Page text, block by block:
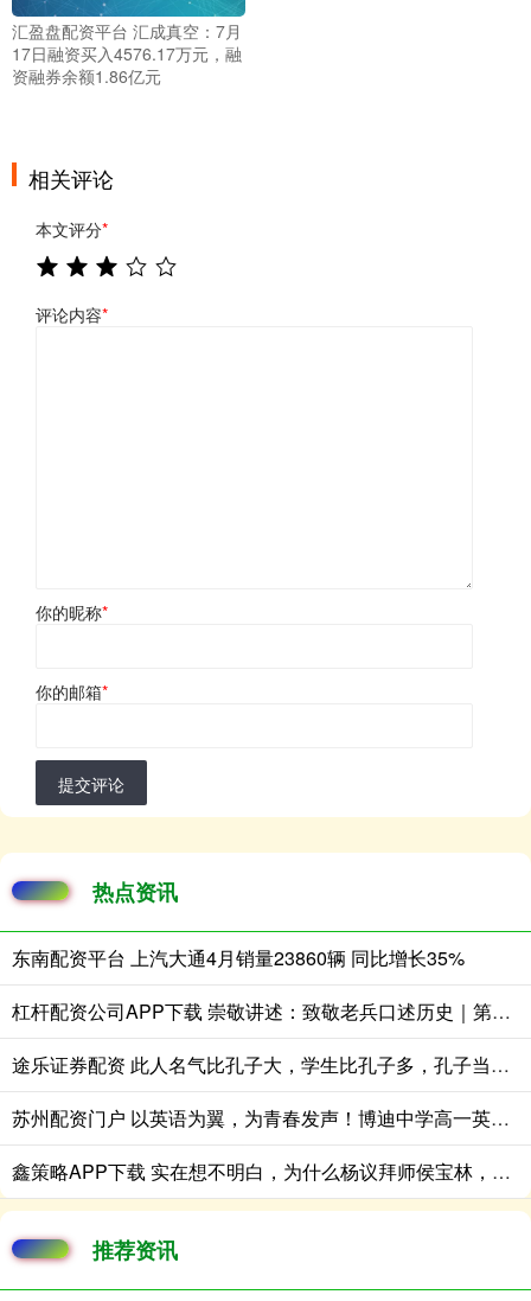
汇盈盘配资平台 汇成真空：7月
17日融资买入4576.17万元，融
资融券余额1.86亿元
相关评论
本文评分*
评论内容*
你的昵称*
你的邮箱*
提交评论
热点资讯
东南配资平台 上汽大通4月销量23860辆 同比增长35%
杠杆配资公司APP下载 崇敬讲述：致敬老兵口述历史｜第16集 陶文照 郭秀贞
途乐证券配资 此人名气比孔子大，学生比孔子多，孔子当权后立即将他诛杀了
苏州配资门户 以英语为翼，为青春发声！博迪中学高一英语演讲赛高光回顾
鑫策略APP下载 实在想不明白，为什么杨议拜师侯宝林，郭德纲却成为最大的受益人
推荐资讯